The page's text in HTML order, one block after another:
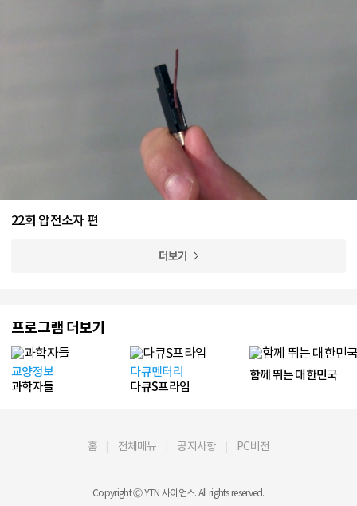
22회 압전소자 편
더보기
프로그램 더보기
교양정보
과학자들
다큐멘터리
다큐S프라임
함께 뛰는 대한민국
홈 전체메뉴 공지사항 PC버전
Copyright Ⓒ YTN 사이언스. All rights reserved.